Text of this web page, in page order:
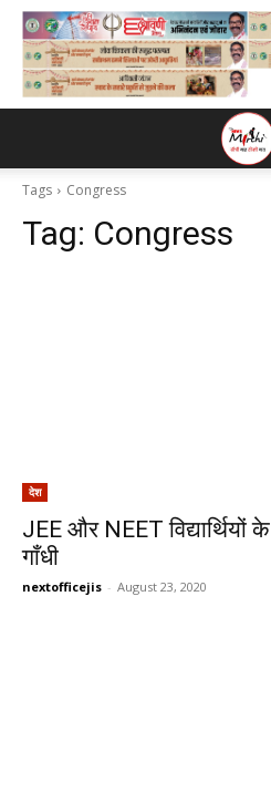
Tags Congress
Tag: Congress
देश
JEE और NEET
गाँधी
nextofficejis - August 23, 2020